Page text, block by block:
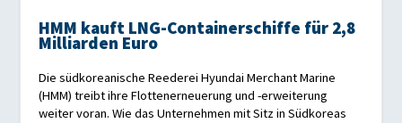
HMM kauft LNG-Containerschiffe für 2,8
Milliarden Euro
Die südkoreanische Reederei Hyundai Merchant Marine
(HMM) treibt ihre Flottenerneuerung und -erweiterung
weiter voran. Wie das Unternehmen mit Sitz in Südkoreas